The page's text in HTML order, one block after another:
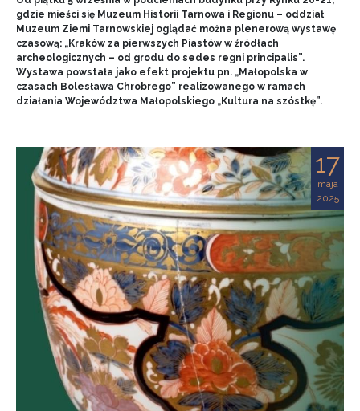
gdzie mieści się Muzeum Historii Tarnowa i Regionu – oddział
Muzeum Ziemi Tarnowskiej oglądać można plenerową wystawę
czasową: „Kraków za pierwszych Piastów w źródłach
archeologicznych – od grodu do sedes regni principalis”.
Wystawa powstała jako efekt projektu pn. „Małopolska w
czasach Bolesława Chrobrego” realizowanego w ramach
działania Województwa Małopolskiego „Kultura na szóstkę”.
17
maja
2025